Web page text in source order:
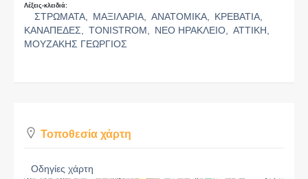
Λέξεις-κλειδιά:
ΣΤΡΩΜΑΤΑ, ΜΑΞΙΛΑΡΙΑ, ΑΝΑΤΟΜΙΚΑ,
ΚΡΕΒΑΤΙΑ,
ΚΑΝΑΠΕΔΕΣ,
TONISTROM, ΝΕΟ ΗΡΑΚΛΕΙΟ,
ΑΤΤΙΚΗ,
ΜΟΥΖΑΚΗΣ ΓΕΩΡΓΙΟΣ
Τοποθεσία χάρτη
Οδηγίες χάρτη